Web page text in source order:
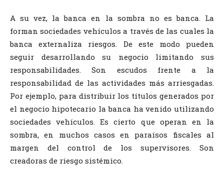
A su vez, la banca en la sombra no es banca. La
forman sociedades vehículos a través de las cuales la
banca externaliza riesgos. De este modo pueden
seguir desarrollando su negocio limitando sus
responsabilidades. Son escudos frente a la
responsabilidad de las actividades más arriesgadas.
Por ejemplo, para distribuir los títulos generados por
el negocio hipotecario la banca ha venido utilizando
sociedades vehículos. Es cierto que operan en la
sombra, en muchos casos en paraísos fiscales al
margen del control de los supervisores. Son
creadoras de riesgo sistémico.